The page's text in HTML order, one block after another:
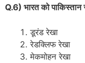
Q.6) भारत को
डूरंड रेखा
रेडक्लिफ रेखा
मेकमोहन रेखा